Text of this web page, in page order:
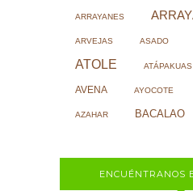
ARRAYANES
ARVEJAS ASADO
ATOLE ATÁPAKUAS
AVENA AYOCOTE
AZAHAR BACALAO
ENCUÉNTRANOS